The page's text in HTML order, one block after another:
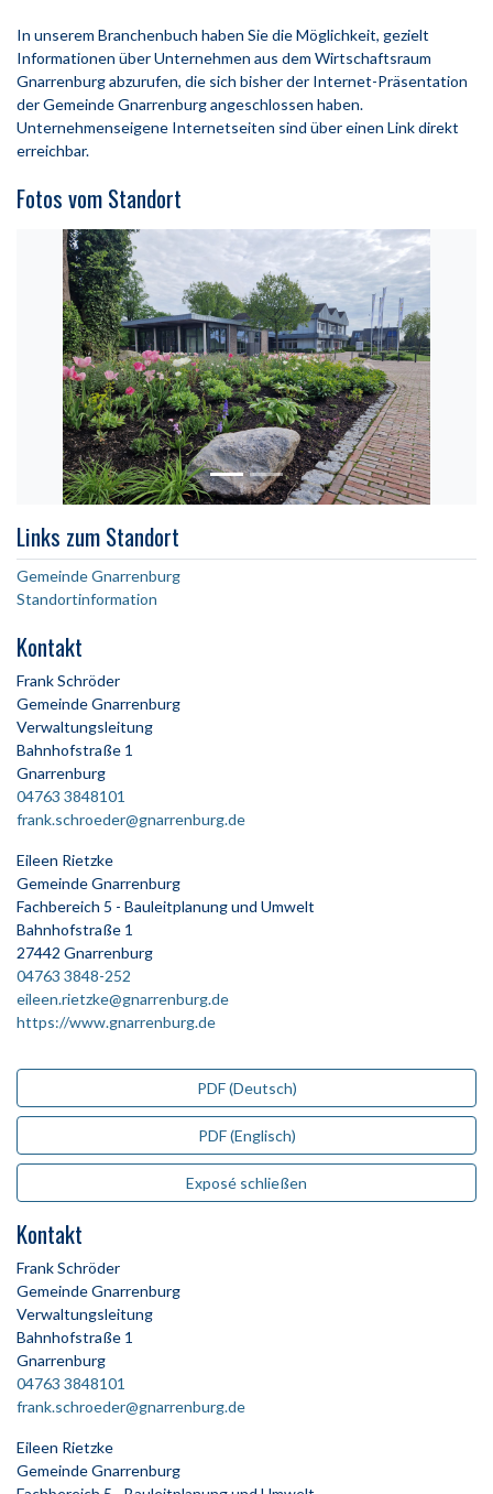
In unserem Branchenbuch haben Sie die Möglichkeit, gezielt
Informationen über Unternehmen aus dem Wirtschaftsraum
Gnarrenburg abzurufen, die sich bisher der Internet-Präsentation
der Gemeinde Gnarrenburg angeschlossen haben.
Unternehmenseigene Internetseiten sind über einen Link direkt
Fotos vom Standort
Links zum Standort
Gemeinde Gnarrenburg
Standortinformation
Kontakt
Frank Schröder
Gemeinde Gnarrenburg
Verwaltungsleitung
Bahnhofstraße 1
Gnarrenburg
04763 3848101
frank.schroeder@gnarrenburg.de
Eileen Rietzke
Gemeinde Gnarrenburg
Fachbereich 5 - Bauleitplanung und Umwelt
Bahnhofstraße 1
27442 Gnarrenburg
04763 3848-252
eileen.rietzke@gnarrenburg.de
https://www.gnarrenburg.de
PDF (Deutsch)
PDF (Englisch)
Exposé schließen
Kontakt
Frank Schröder
Gemeinde Gnarrenburg
Verwaltungsleitung
Bahnhofstraße 1
Gnarrenburg
04763 3848101
frank.schroeder@gnarrenburg.de
Eileen Rietzke
Gemeinde Gnarrenburg